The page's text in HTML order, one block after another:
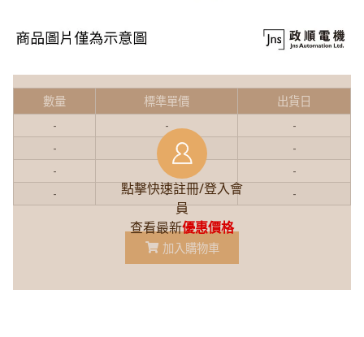
點擊快速註冊/登入會
員
查看最新優惠價格
數量 標準單價
出貨日
-
-
-
-
-
-
-
-
-
- -
加入購物車